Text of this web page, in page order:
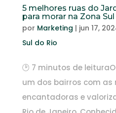
5 melhores ruas do
para morar na Zona
por Marketing | jun 17,
Sul do Rio
🕑 7 minutos de
um dos bairros com as
encantadoras e